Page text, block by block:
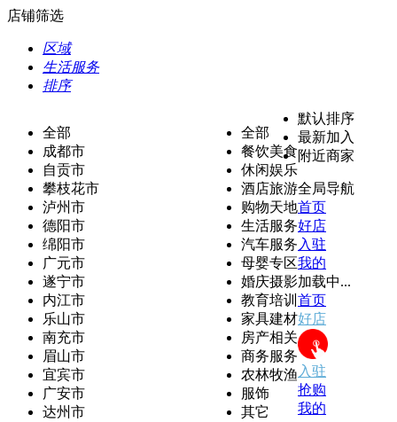
店铺筛选
区域
生活服务
排序
全部
成都市
自贡市
攀枝花市
泸州市
德阳市
绵阳市
广元市
遂宁市
内江市
乐山市
南充市
眉山市
宜宾市
广安市
达州市
全部
餐饮美食
休闲娱乐
酒店旅游
购物天地
生活服务
汽车服务
母婴专区
婚庆摄影
教育培训
家具建材
房产相关
商务服务
农林牧渔
服饰
其它
默认排序
最新加入
附近商家
全局导航
首页
好店
入驻
我的
加载中...
首页
好店
入驻
抢购
我的